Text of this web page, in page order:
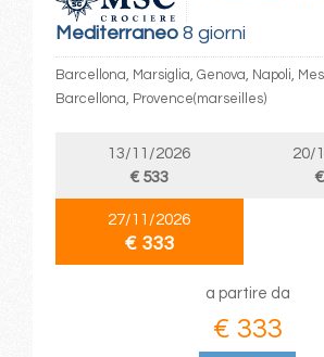
Mediterraneo8 giorni
Barcellona, Marsiglia, Genova, Napoli,
Barcellona, Provence(marseilles)
13/11/2026
€ 533
20/
27/11/2026
€ 333
a partire da
€ 333